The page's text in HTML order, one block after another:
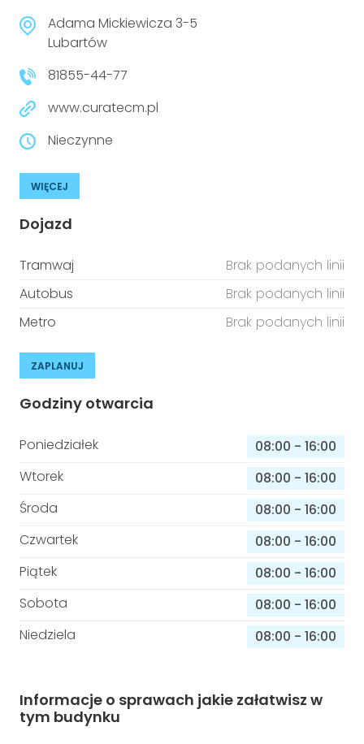
Adama Mickiewicza 3-5
Lubartów
81855-44-77
www.curatecm.pl
Nieczynne
WIĘCEJ
Dojazd
Tramwaj
Brak podanych linii
Autobus
Brak podanych linii
Metro
Brak podanych linii
ZAPLANUJ
Godziny otwarcia
Poniedziałek 08:00 - 16:00
Wtorek
08:00 - 16:00
Środa
08:00 - 16:00
Czwartek
08:00 - 16:00
Piątek
08:00 - 16:00
Sobota
08:00 - 16:00
Niedziela
08:00 - 16:00
Informacje o sprawach jakie załatwisz w
tym budynku